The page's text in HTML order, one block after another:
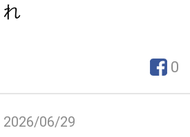
れ
0
2026/06/29